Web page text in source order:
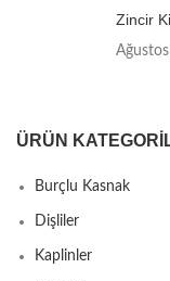
Zincir
ÜRÜN
Burçlu Kasnak
Dişliler
Kaplinler